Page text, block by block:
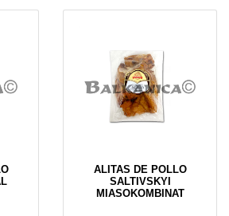
ALITAS DE POLLO
SALTIVSKYI
MIASOKOMBINAT